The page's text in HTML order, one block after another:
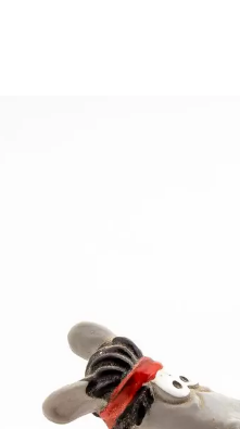
unter ihrer
Spitzenklasse.
für die U 23-EM